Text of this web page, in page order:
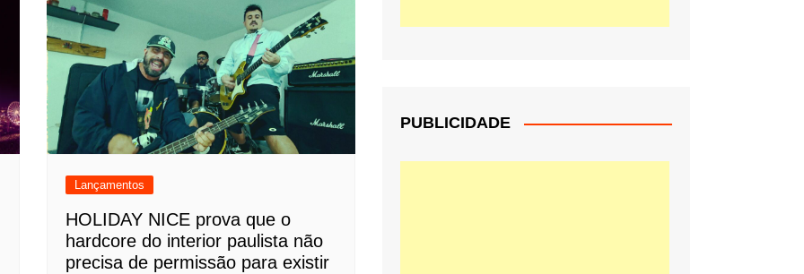
Lançamentos
HOLIDAY NICE prova que o
hardcore do interior paulista não
precisa de permissão para existir
PUBLICIDADE